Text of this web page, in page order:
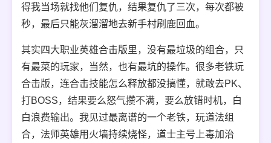
得我当场就找他们复仇，结果复仇了三次，每次都被
秒，最后只能灰溜溜地去新手村刷鹿回血。
其实四大职业英雄合击版里，没有最垃圾的组合，只
有最菜的玩家，当然，也有最坑的操作。很多老铁玩
合击版，连合击技能怎么释放都没搞懂，就敢去PK、
打BOSS，结果要么怒气攒不满，要么放错时机，白
白浪费输出。我见过最离谱的一个老铁，玩道法组
合，法师英雄用火墙持续烧怪，道士主号上毒加治